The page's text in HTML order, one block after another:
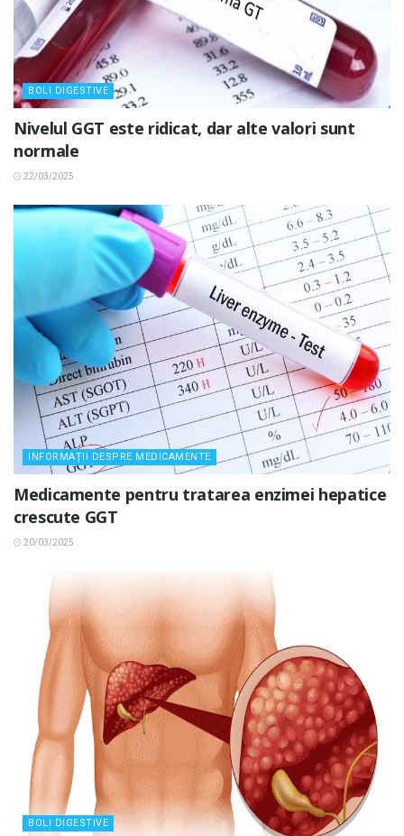
BOLI DIGESTIVE
Nivelul GGT este ridicat, dar alte valori sunt
normale
22/03/2025
INFORMAȚII DESPRE MEDICAMENTE
Medicamente pentru tratarea enzimei hepatice
crescute GGT
20/03/2025
BOLI DIGESTIVE